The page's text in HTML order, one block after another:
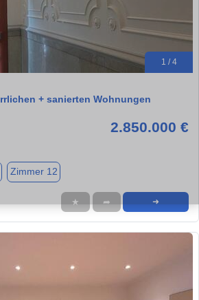
1 / 4
+ sanierten Wohnungen
2.850.000 €
Zimmer 12
★ ➦ ➜